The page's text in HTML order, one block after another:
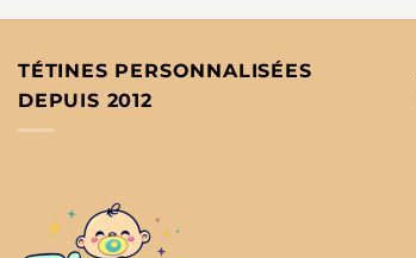
TÉTINES PERSONNALISÉES
DEPUIS 2012